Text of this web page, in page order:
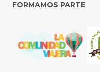
FORMAMOS PARTE